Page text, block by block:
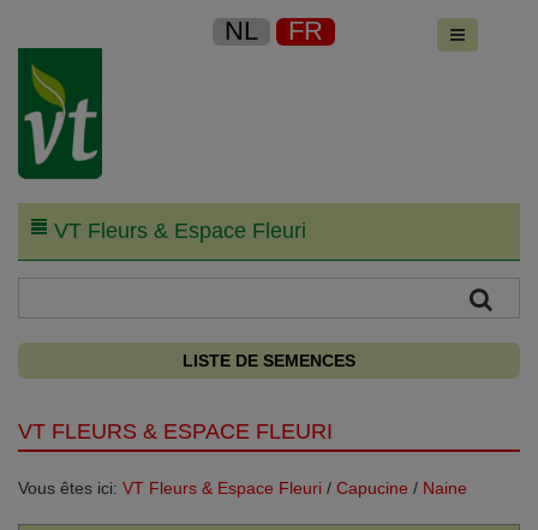
NL FR
VT Fleurs & Espace Fleuri
LISTE DE SEMENCES
VT FLEURS & ESPACE FLEURI
Vous êtes ici: VT Fleurs & Espace Fleuri / Capucine / Naine